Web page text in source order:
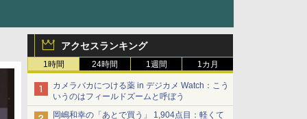
アクセスランキング
1時間 24時間 1週間 1カ月
カメラバカにつける薬 in デジカメ Watch：こう
いうのはフィールドズームと呼ぼう
岡嶋和幸の「あとで買う」 1,904点目：軽くて